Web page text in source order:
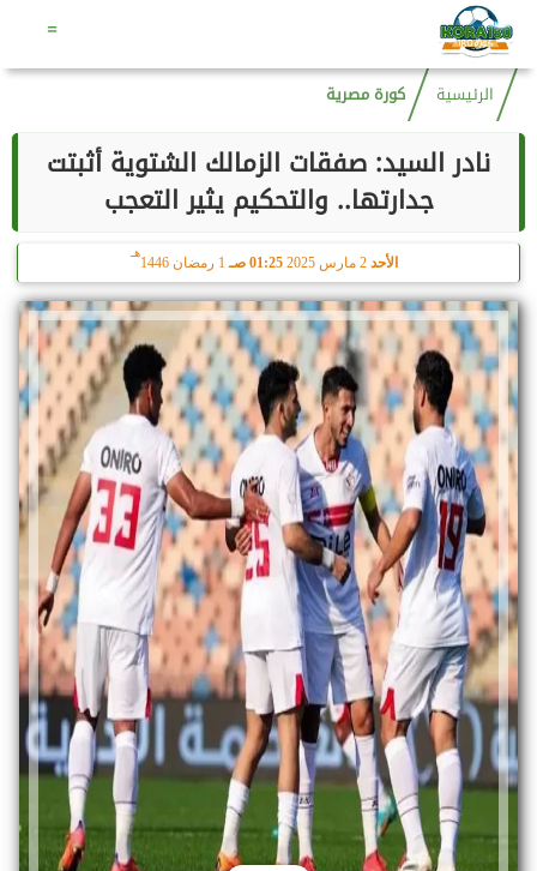
=
الرئيسية كورة مصرية
نادر السيد: صفقات الزمالك الشتوية أثبتت
جدارتها.. والتحكيم يثير التعجب
الأحد 2 مارس 2025 01:25 صـ 1 رمضان 1446
هـ